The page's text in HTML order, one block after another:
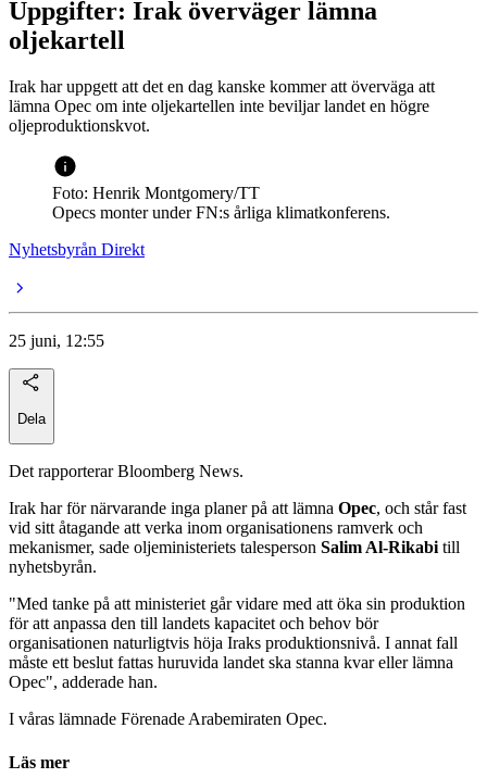
Uppgifter: Irak överväger lämna
oljekartell
Irak har uppgett att det en dag kanske kommer att överväga att
lämna Opec om inte oljekartellen inte beviljar landet en högre
oljeproduktionskvot.
Foto: Henrik Montgomery/TT
Opecs monter under FN:s årliga klimatkonferens.
Nyhetsbyrån Direkt
25 juni, 12:55
Dela
Det rapporterar Bloomberg News.
Irak har för närvarande inga planer på att lämna Opec, och står fast
vid sitt åtagande att verka inom organisationens ramverk och
mekanismer, sade oljeministeriets talesperson Salim Al-Rikabitill
nyhetsbyrån.
"Med tanke på att ministeriet går vidare med att öka sin produktion
för att anpassa den till landets kapacitet och behov bör
organisationen naturligtvis höja Iraks produktionsnivå. I annat fall
måste ett beslut fattas huruvida landet ska stanna kvar eller lämna
Opec", adderade han.
I våras lämnade Förenade Arabemiraten Opec.
Läs mer